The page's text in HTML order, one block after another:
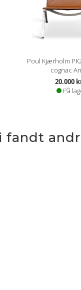
Poul Kjærholm
cognac
20.000
På
fandt